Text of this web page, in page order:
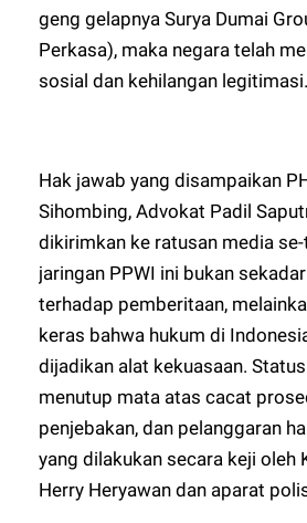
geng gelapnya Surya Dumai
Perkasa), maka negara telah
sosial dan kehilangan legitimasi.
Hak jawab yang disampaikan
Sihombing, Advokat Padil
dikirimkan ke ratusan media
jaringan PPWI ini bukan
terhadap pemberitaan,
keras bahwa hukum di
dijadikan alat kekuasaan.
menutup mata atas cacat
penjebakan, dan pelanggaran
yang dilakukan secara keji oleh
Herry Heryawan dan aparat